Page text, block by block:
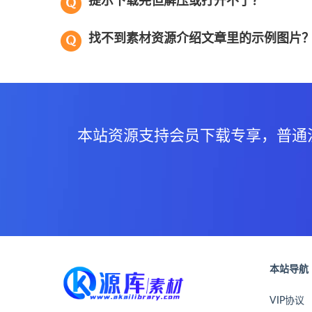
找不到素材资源介绍文章里的示例图片
本站资源支持会员下载专享，普
本站导航
VIP协议